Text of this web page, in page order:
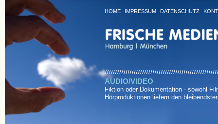
HOME IMPRESSUM DATENSCHUTZ
AUDIO/VIDEO
Fiktion oder Dokumentation - sowohl
Hörproduktionen liefern den